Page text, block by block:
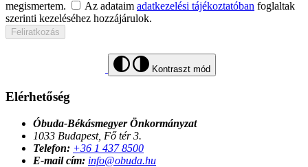
megismertem. Az adataim adatkezelési tájékoztatóban foglaltak
szerinti kezeléséhez hozzájárulok.
Feliratkozás
Kontraszt mód
Elérhetőség
Óbuda-Békásmegyer Önkormányzat
1033 Budapest, Fő tér 3.
Telefon: +36 1 437 8500
E-mail cím: info@obuda.hu